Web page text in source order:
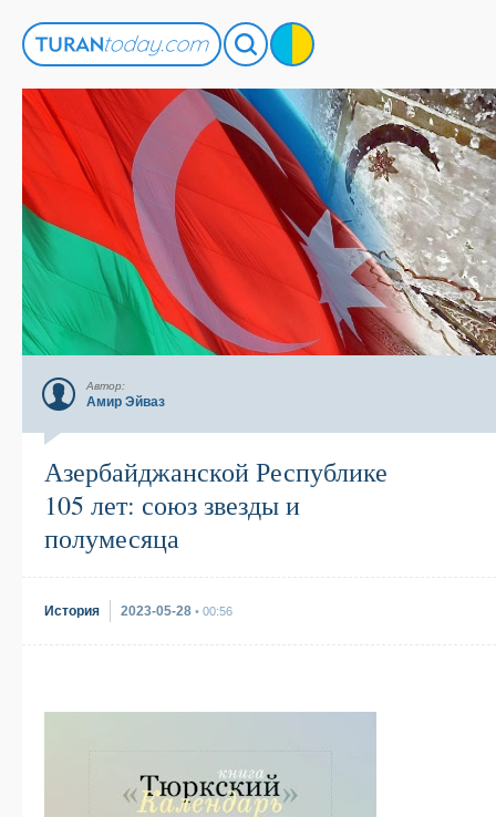
Автор:
Амир Эйваз
Азербайджанской Республике
105 лет: союз звезды и
полумесяца
История 2023-05-28 • 00:56